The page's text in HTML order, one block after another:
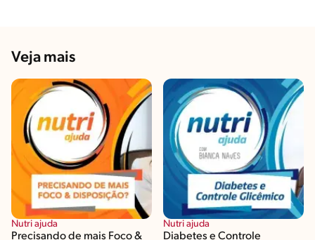
Veja mais
Nutri ajuda
Precisando de mais Foco &
Nutri ajuda
Diabetes e Controle